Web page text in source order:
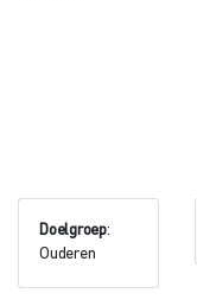
Doelgroep:
Ouderen